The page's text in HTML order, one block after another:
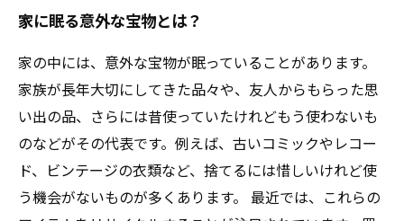
家に眠る意外な宝物とは？
家の中には、意外な宝物が眠っていることがあります。
家族が長年大切にしてきた品々や、友人からもらった思
い出の品、さらには昔使っていたけれどもう使わないも
のなどがその代表です。例えば、古いコミックやレコー
ド、ビンテージの衣類など、捨てるには惜しいけれど使
う機会がないものが多くあります。 最近では、これらの